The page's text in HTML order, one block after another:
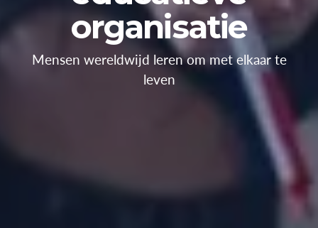
organisatie
Mensen wereldwijd leren om met elkaar te
leven